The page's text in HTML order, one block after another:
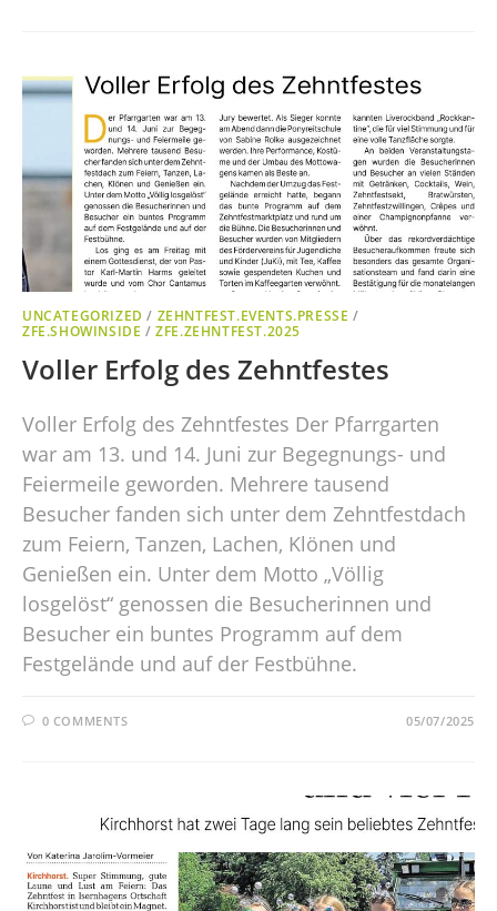
UNCATEGORIZED / ZEHNTFEST.EVENTS.PRESSE /
ZFE.SHOWINSIDE /ZFE.ZEHNTFEST.2025
Voller Erfolg des Zehntfestes
Voller Erfolg des Zehntfestes Der Pfarrgarten
war am 13. und 14. Juni zur Begegnungs- und
Feiermeile geworden. Mehrere tausend
Besucher fanden sich unter dem Zehntfestdach
zum Feiern, Tanzen, Lachen, Klönen und
Genießen ein. Unter dem Motto „Völlig
losgelöst“ genossen die Besucherinnen und
Besucher ein buntes Programm auf dem
Festgelände und auf der Festbühne.
0 COMMENTS 05/07/2025